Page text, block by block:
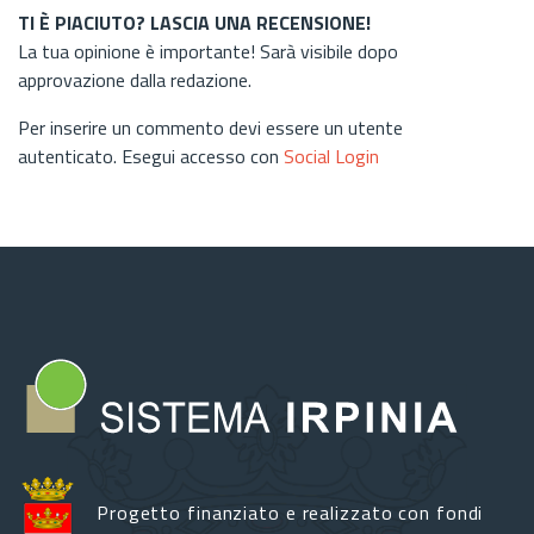
TI È PIACIUTO? LASCIA UNA RECENSIONE!
La tua opinione è importante! Sarà visibile dopo
approvazione dalla redazione.
Per inserire un commento devi essere un utente
autenticato. Esegui accesso con Social Login
Progetto finanziato e realizzato con fondi